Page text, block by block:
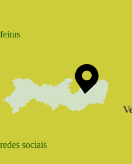
feiras
redes sociais